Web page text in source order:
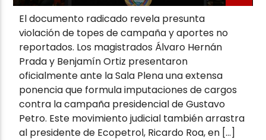
El documento radicado revela presunta
violación de topes de campaña y aportes no
reportados. Los magistrados Álvaro Hernán
Prada y Benjamín Ortiz presentaron
oficialmente ante la Sala Plena una extensa
ponencia que formula imputaciones de cargos
contra la campaña presidencial de Gustavo
Petro. Este movimiento judicial también arrastra
al presidente de Ecopetrol, Ricardo Roa, en […]